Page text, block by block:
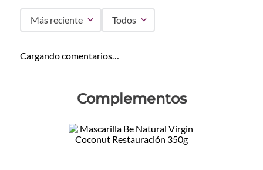
Más reciente Todos
Cargando comentarios…
Complementos